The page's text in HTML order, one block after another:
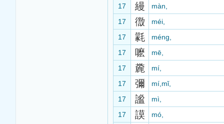
17
縵
màn,
17
徾
méi,
17
氋
méng,
17
嚒
mē,
17
麊
mí,
17
彌
mí,mǐ,
17
謐
mì,
17
謨
mó,